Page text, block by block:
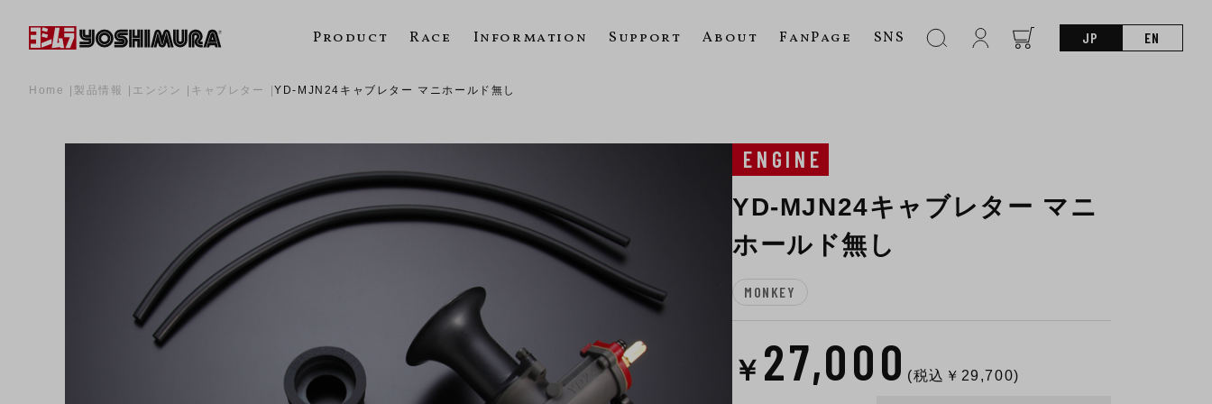
Product Race Information Support About FanPage SNS JP EN
Home 製品情報 エンジン キャブレター YD-MJN24キャブレター マニホールド無し
ENGINE
YD-MJN24キャブレター マニ
ホールド無し
MONKEY
￥ 27,000 (税込￥ 29,700)